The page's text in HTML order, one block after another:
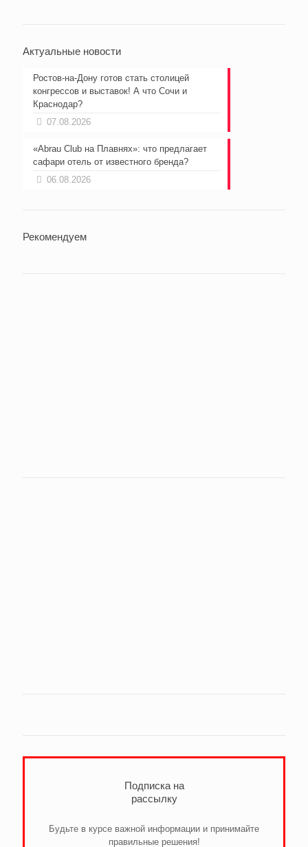
Актуальные новости
Ростов-на-Дону готов стать столицей
конгрессов и выставок! А что Сочи и
Краснодар?
07.08.2026
«Abrau Club на Плавнях»: что предлагает
сафари отель от известного бренда?
06.08.2026
Рекомендуем
Подписка на
рассылку
Будьте в курсе важной информации и принимайте
правильные решения!